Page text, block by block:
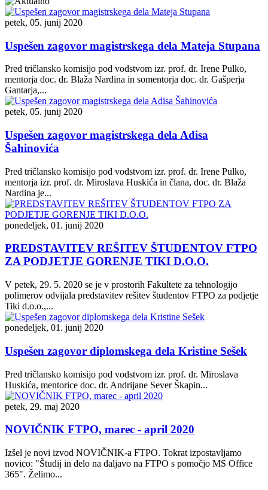
petek, 05. junij 2020
Uspešen zagovor magistrskega dela Mateja Stupana
Pred tričlansko komisijo pod vodstvom izr. prof. dr. Irene Pulko,
mentorja doc. dr. Blaža Nardina in somentorja doc. dr. Gašperja
Gantarja,...
petek, 05. junij 2020
Uspešen zagovor magistrskega dela Adisa
Šahinovića
Pred tričlansko komisijo pod vodstvom izr. prof. dr. Irene Pulko,
mentorja izr. prof. dr. Miroslava Huskića in člana, doc. dr. Blaža
Nardina je...
ponedeljek, 01. junij 2020
PREDSTAVITEV REŠITEV ŠTUDENTOV FTPO
ZA PODJETJE GORENJE TIKI D.O.O.
V petek, 29. 5. 2020 se je v prostorih Fakultete za tehnologijo
polimerov odvijala predstavitev rešitev študentov FTPO za podjetje
Tiki d.o.o.,...
ponedeljek, 01. junij 2020
Uspešen zagovor diplomskega dela Kristine Sešek
Pred tričlansko komisijo pod vodstvom izr. prof. dr. Miroslava
Huskića, mentorice doc. dr. Andrijane Sever Škapin...
petek, 29. maj 2020
NOVIČNIK FTPO, marec - april 2020
Izšel je novi izvod NOVIČNIK-a FTPO. Tokrat izpostavljamo
novico: "Študij in delo na daljavo na FTPO s pomočjo MS Office
365". Želimo...